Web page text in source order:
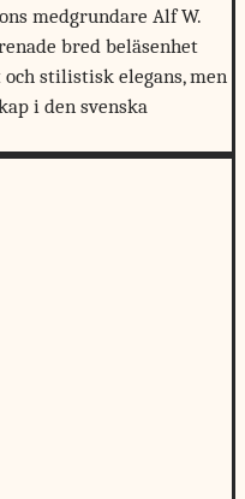
medgrundare Alf W.
bred beläsenhet
stilistisk elegans, men
i den svenska